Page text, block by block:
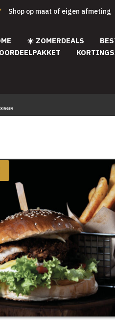
Shop op maat of eigen afmeting
☀️ ZOMERDEALS